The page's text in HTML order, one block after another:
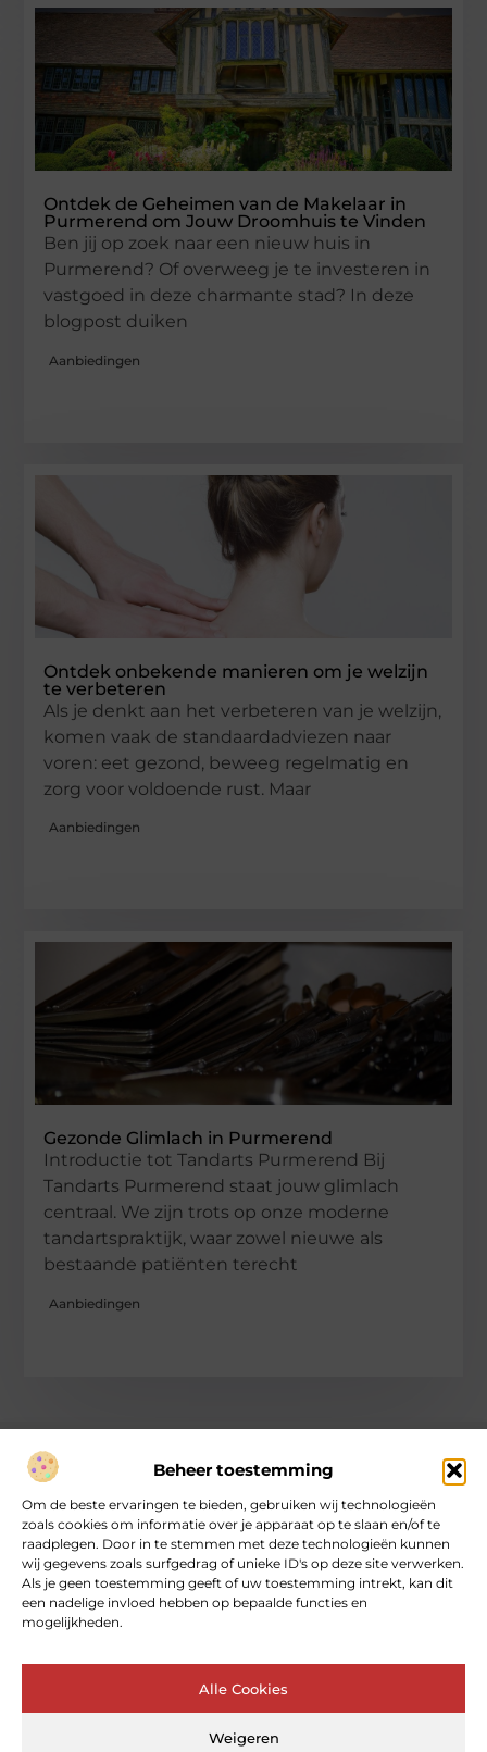
Beheer toestemming
Om de beste ervaringen te bieden, gebruiken wij technologieën
zoals cookies om informatie over je apparaat op te slaan en/of te
raadplegen. Door in te stemmen met deze technologieën kunnen
wij gegevens zoals surfgedrag of unieke ID's op deze site verwerken.
Als je geen toestemming geeft of uw toestemming intrekt, kan dit
een nadelige invloed hebben op bepaalde functies en
mogelijkheden.
Alle Cookies
Weigeren
Ontdek de Geheimen van de Makelaar in
Purmerend om Jouw Droomhuis te Vinden
Ben jij op zoek naar een nieuw huis in
Purmerend? Of overweeg je te investeren in
vastgoed in deze charmante stad? In deze
blogpost duiken
Aanbiedingen
Ontdek onbekende manieren om je welzijn
te verbeteren
Als je denkt aan het verbeteren van je welzijn,
komen vaak de standaardadviezen naar
voren: eet gezond, beweeg regelmatig en
zorg voor voldoende rust. Maar
Aanbiedingen
Gezonde Glimlach in Purmerend
Introductie tot Tandarts Purmerend Bij
Tandarts Purmerend staat jouw glimlach
centraal. We zijn trots op onze moderne
tandartspraktijk, waar zowel nieuwe als
bestaande patiënten terecht
Aanbiedingen
Over heartcoaching
Jouw gids voor inspiratie en tips uit het dagelijks leven.
Ontdek een brede verzameling blogs en artikelen die je helpen
om het meeste uit elke dag te halen, met praktische adviezen
en verrassende inzichten.
Bericht categorie
Main Links